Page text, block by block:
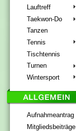
Lauftreff
Taekwon-Do
Tanzen
Tennis
Tischtennis
Turnen
Wintersport
Aufnahmeantrag
Mitgliedsbeiträge